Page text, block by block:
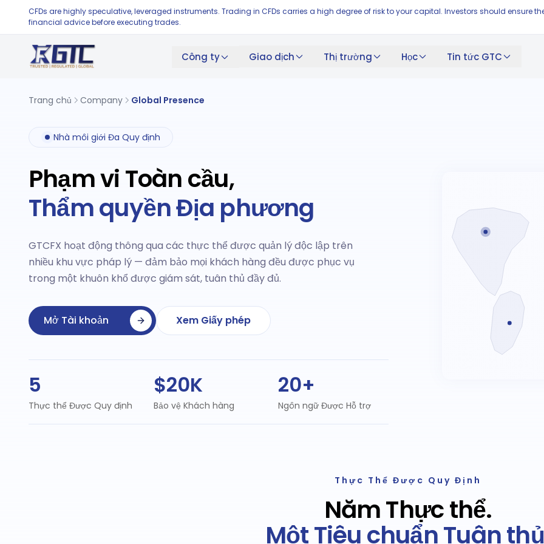
CFDs are highly speculative, leveraged instruments. Trading in CFDs carries a high degree of risk to your capital. Investors should ensure
financial advice before executing trades.
Công ty Giao dịch Thị trường Học Tin tức GTC
Trang chủ Company Global Presence
Nhà môi giới Đa Quy định
Phạm vi Toàn cầu,
Thẩm quyền Địa phương
GTCFX hoạt động thông qua các thực thể được quản lý độc lập trên
nhiều khu vực pháp lý — đảm bảo mọi khách hàng đều được phục vụ
trong một khuôn khổ được giám sát, tuân thủ đầy đủ.
Mở Tài khoản Xem Giấy phép
5
Thực thể Được Quy định
$20K
Bảo vệ Khách hàng
20+
Ngôn ngữ Được Hỗ trợ
Thực Thể Được Quy Định
Năm Thực thể.
Một Tiêu chuẩn Tuân